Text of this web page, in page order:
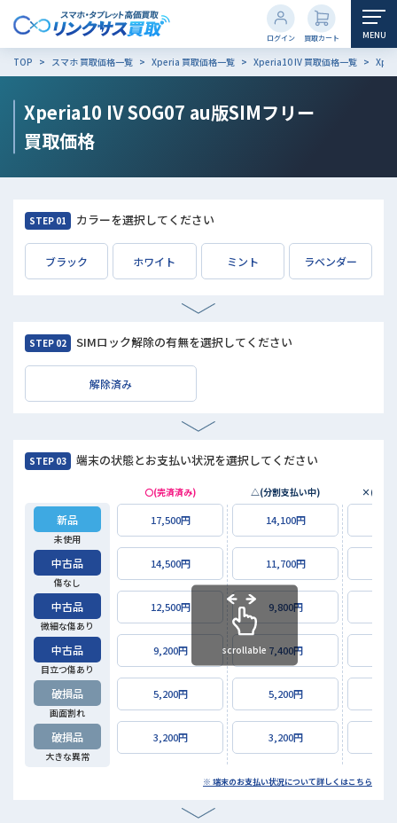
買取カート
ログイン MENU
TOP スマホ 買取価格一覧 Xperia 買取価格一覧 Xperia10 IV 買取価格一覧
Xperia10 IV SOG07 au版SIMフリー
買取価格
STEP 01 カラーを選択してください
ブラック ホワイト ミント ラベンダー
STEP 02 SIMロック解除の有無を選択してください
解除済み
STEP 03 端末の状態とお支払い状況を選択してください
新品
未使用
中古品
傷なし
中古品
微細な傷あり
中古品
目立つ傷あり
破損品
画面割れ
破損品
大きな異常
〇(完済済み) △(分割支払い中) ×(未払
17,500円 14,100円
14,500円 11,700円
12,500円 9,800円
9,200円 7,400円
5,200円 5,200円
3,200円 3,200円
scrollable
※ 端末のお支払い状況について詳しくはこちら